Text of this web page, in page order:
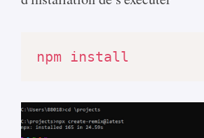
npm install